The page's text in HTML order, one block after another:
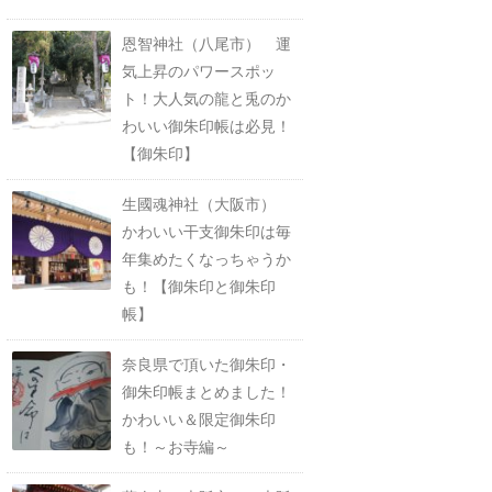
恩智神社（八尾市） 運
気上昇のパワースポッ
ト！大人気の龍と兎のか
わいい御朱印帳は必見！
【御朱印】
生國魂神社（大阪市）
かわいい干支御朱印は毎
年集めたくなっちゃうか
も！【御朱印と御朱印
帳】
奈良県で頂いた御朱印・
御朱印帳まとめました！
かわいい＆限定御朱印
も！～お寺編～